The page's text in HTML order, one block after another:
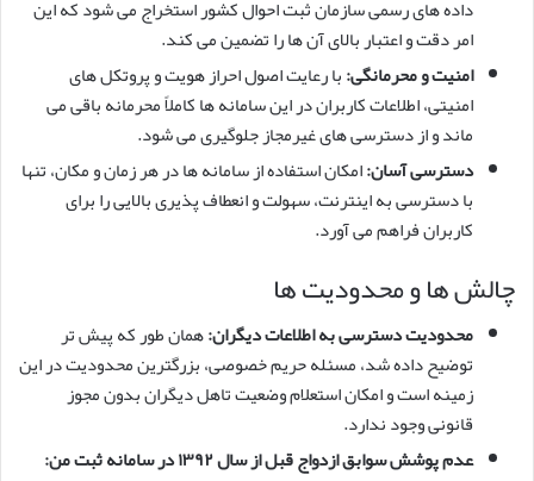
داده های رسمی سازمان ثبت احوال کشور استخراج می شود که این
امر دقت و اعتبار بالای آن ها را تضمین می کند.
امنیت و محرمانگی:با رعایت اصول احراز هویت و پروتکل های
امنیتی، اطلاعات کاربران در این سامانه ها کاملاً محرمانه باقی می
ماند و از دسترسی های غیرمجاز جلوگیری می شود.
دسترسی آسان:امکان استفاده از سامانه ها در هر زمان و مکان، تنها
با دسترسی به اینترنت، سهولت و انعطاف پذیری بالایی را برای
کاربران فراهم می آورد.
چالش ها و محدودیت ها
محدودیت دسترسی به اطلاعات دیگران:همان طور که پیش تر
توضیح داده شد، مسئله حریم خصوصی، بزرگترین محدودیت در این
زمینه است و امکان استعلام وضعیت تاهل دیگران بدون مجوز
قانونی وجود ندارد.
عدم پوشش سوابق ازدواج قبل از سال ۱۳۹۲ در سامانه ثبت من: